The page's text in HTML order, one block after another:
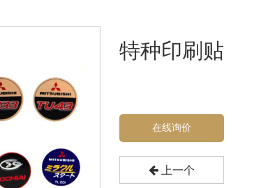
特种印刷贴
在线询价
上一个